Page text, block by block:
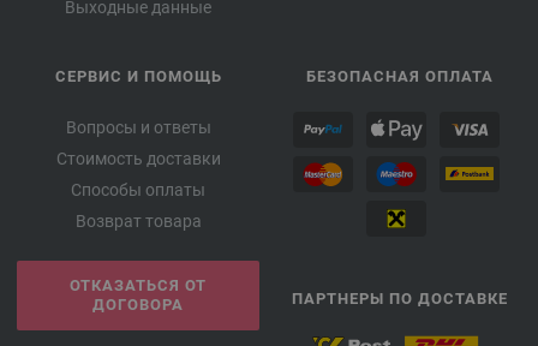
Выходные данные
СЕРВИС И ПОМОЩЬ
Вопросы и ответы
Стоимость доставки
Способы оплаты
Возврат товара
ОТКАЗАТЬСЯ ОТ
ДОГОВОРА
БЕЗОПАСНАЯ ОПЛАТА
ПАРТНЕРЫ ПО ДОСТАВКЕ